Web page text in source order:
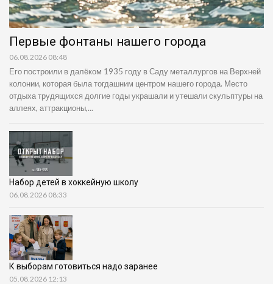
Первые фонтаны нашего города
06.08.2026 08:48
Его построили в далёком 1935 году в Саду металлургов на Верхней
колонии, которая была тогдашним центром нашего города. Место
отдыха трудящихся долгие годы украшали и утешали скульптуры на
аллеях, аттракционы,...
Набор детей в хоккейную школу
06.08.2026 08:33
К выборам готовиться надо заранее
05.08.2026 12:13